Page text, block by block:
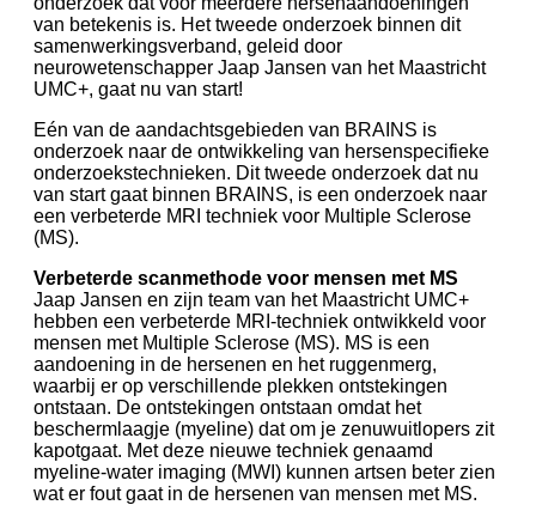
van betekenis is. Het tweede onderzoek binnen dit
samenwerkingsverband, geleid door
neurowetenschapper Jaap Jansen van het Maastricht
UMC+, gaat nu van start!
Eén van de aandachtsgebieden van BRAINS is
onderzoek naar de ontwikkeling van hersenspecifieke
onderzoekstechnieken. Dit tweede onderzoek dat nu
van start gaat binnen BRAINS, is een onderzoek naar
een verbeterde MRI techniek voor Multiple Sclerose
(MS).
Verbeterde scanmethode voor mensen met MS
Jaap Jansen en zijn team van het Maastricht UMC+
hebben een verbeterde MRI-techniek ontwikkeld voor
mensen met Multiple Sclerose (MS). MS is een
aandoening in de hersenen en het ruggenmerg,
waarbij er op verschillende plekken ontstekingen
ontstaan. De ontstekingen ontstaan omdat het
beschermlaagje (myeline) dat om je zenuwuitlopers zit
kapotgaat. Met deze nieuwe techniek genaamd
myeline-water imaging (MWI) kunnen artsen beter zien
wat er fout gaat in de hersenen van mensen met MS.